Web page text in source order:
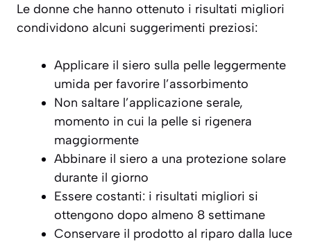
Le donne che hanno ottenuto i risultati migliori
condividono alcuni suggerimenti preziosi:
Applicare il siero sulla pelle leggermente
umida per favorire l’assorbimento
Non saltare l’applicazione serale,
momento in cui la pelle si rigenera
maggiormente
Abbinare il siero a una protezione solare
durante il giorno
Essere costanti: i risultati migliori si
ottengono dopo almeno 8 settimane
Conservare il prodotto al riparo dalla luce